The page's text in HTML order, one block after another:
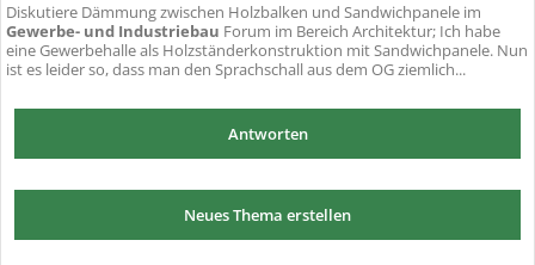
Diskutiere Dämmung zwischen Holzbalken und Sandwichpanele im
Gewerbe- und Industriebau Forum im Bereich Architektur; Ich habe
eine Gewerbehalle als Holzständerkonstruktion mit Sandwichpanele. Nun
ist es leider so, dass man den Sprachschall aus dem OG ziemlich...
Antworten
Neues Thema erstellen